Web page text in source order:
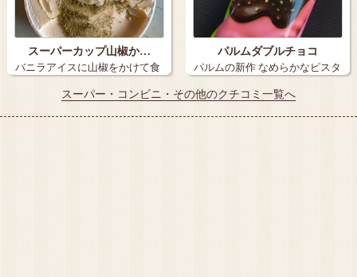
スーパーカップ山椒か…
バニラアイスに山椒をかけて食
パルムダブルチョコ
パルムの新作 なめらかなピスタ
チオアイ…
スーパー・コンビニ・その他のクチコミ一覧へ